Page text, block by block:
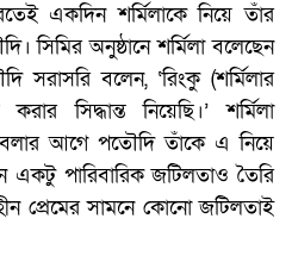
একদিন শর্মিলাকে নিয়ে তাঁর
সিমির অনুষ্ঠানে শর্মিলা বলেছেন
সরাসরি বলেন, ‘রিংকু (শর্মিলার
সিদ্ধান্ত নিয়েছি।’ শর্মিলা
আগে পতৌদি তাঁকে এ নিয়ে
পারিবারিক জটিলতাও তৈরি
প্রেমের সামনে কোনো জটিলতাই